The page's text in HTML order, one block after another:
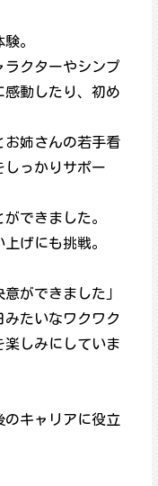
。
ラクターやシンプ
感動したり、初め
お姉さんの若手看
しっかりサポー
できました。
げにも挑戦。
ができました」
みたいなワクワク
しみにしていま
のキャリアに役立